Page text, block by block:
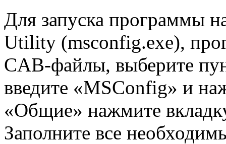
Для запуска программы
Utility (msconfig.exe),
CAB-файлы, выберите
введите «MSConfig» и
«Общие» нажмите
Заполните все